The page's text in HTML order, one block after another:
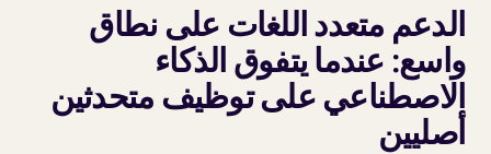
الدعم متعدد اللغات على نطاق
واسع: عندما يتفوق الذكاء
الاصطناعي على توظيف متحدثين
أصليين